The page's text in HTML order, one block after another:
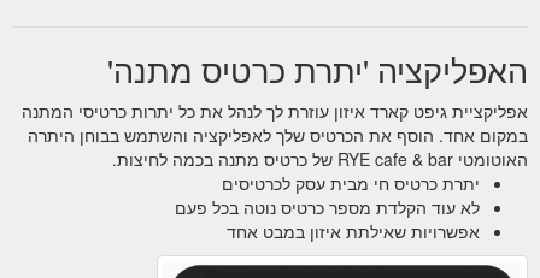
האפליקציה 'יתרת כרטיס מתנה'
אפליקציית גיפט קארד איזון עוזרת לך לנהל את כל יתרות כרטיסי המתנה
במקום אחד. הוסף את הכרטיס שלך לאפליקציה והשתמש בבוחן היתרה
האוטומטי RYE cafe & bar של כרטיס מתנה בכמה לחיצות.
יתרת כרטיס חי מבית עסק לכרטיסים
לא עוד הקלדת מספר כרטיס נוטה בכל פעם
אפשרויות שאילתת איזון במבט אחד